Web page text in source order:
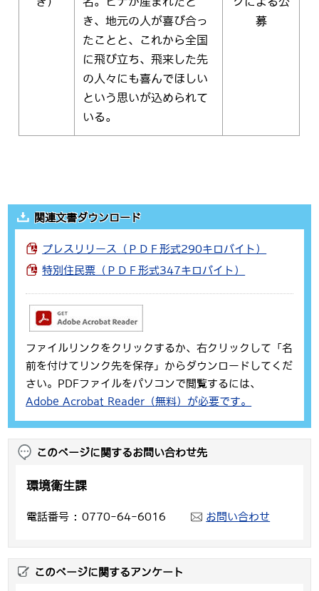
き、地元の人が喜び合っ
たことと、これから全国
に飛び立ち、飛来した先
の人々にも喜んでほしい
という思いが込められて
いる。
募
関連文書ダウンロード
プレスリリース（ＰＤＦ形式290キロバイト）
特別住民票（ＰＤＦ形式347キロバイト）
ファイルリンクをクリックするか、右クリックして「名
前を付けてリンク先を保存」からダウンロードしてくだ
さい。PDFファイルをパソコンで閲覧するには、
Adobe Acrobat Reader（無料）が必要です。
このページに関するお問い合わせ先
環境衛生課
電話番号 0770-64-6016 お問い合わせ
このページに関するアンケート